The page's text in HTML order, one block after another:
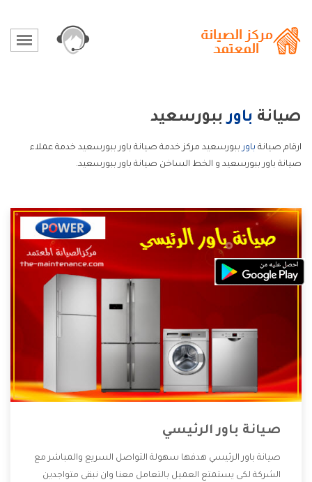
صيانة باورببورسعيد
ارقام صيانة باورببورسعيد مركز خدمة صيانة باور ببورسعيد خدمة عملاء
صيانة باور ببورسعيد و الخط الساخن صيانة باور ببورسعيد.
صيانة باور الرئيسي
صيانة باور الرئيسي هدفها سهولة التواصل السريع والمباشر مع
الشركة لكى يستمتع العميل بالتعامل معنا وان نبقى متواجدين